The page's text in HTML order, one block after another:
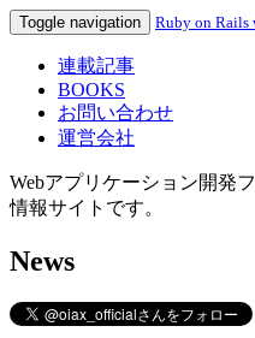
Toggle navigation Ruby on Rails
連載記事
BOOKS
お問い合わせ
運営会社
Webアプリケーション開発
情報サイトです。
News